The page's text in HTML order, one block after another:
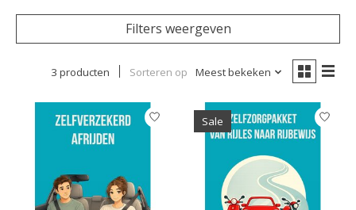
Filters weergeven
3 producten Sorteren op Meest bekeken
Sale